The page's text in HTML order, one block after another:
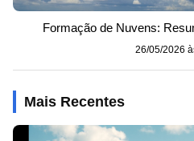
Formação de Nuvens:
26/05/2026
Mais Recentes